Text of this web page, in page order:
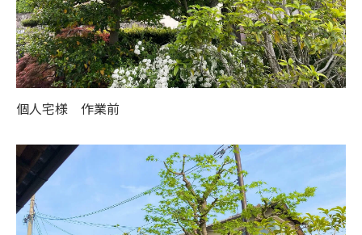
個人宅様 作業前